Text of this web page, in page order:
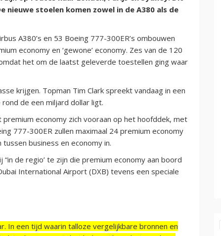
nieuwe stoelen komen zowel in de A380 als de
A380’s en 53 Boeing 777-300ER’s ombouwen
economy en ‘gewone’ economy. Zes van de 120
het om de laatst geleverde toestellen ging waar
krijgen. Topman Tim Clark spreekt vandaag in een
de een miljard dollar ligt.
economy zich vooraan op het hoofddek, met
777-300ER zullen maximaal 24 premium economy
business en economy in.
de regio’ te zijn die premium economy aan boord
International Airport (DXB) tevens een speciale
In een tijd waarin talloze vergelijkbare bronnen en